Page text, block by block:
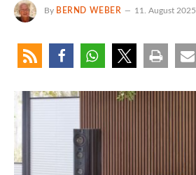
By BERND WEBER 11. August 2025